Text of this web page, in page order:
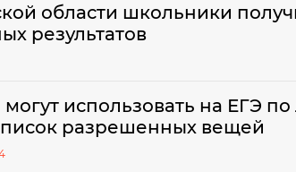
области школьники
результатов
использовать на ЕГЭ по
разрешенных вещей